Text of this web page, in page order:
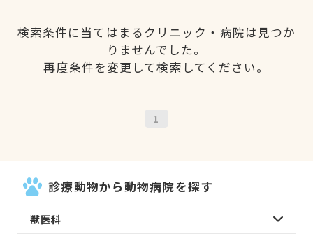
検索条件に当てはまるクリニック・病院は見つか
りませんでした。
再度条件を変更して検索してください。
1
診療動物から動物病院を探す
獣医科